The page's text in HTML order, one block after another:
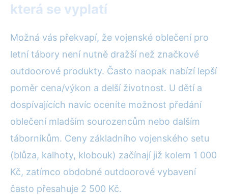
která se vyplatí
Možná vás překvapí, že vojenské oblečení pro
letní tábory není nutně dražší než značkové
outdoorové produkty. Často naopak nabízí lepší
poměr cena/výkon a delší životnost. U dětí a
dospívajících navíc oceníte možnost předání
oblečení mladším sourozencům nebo dalším
táborníkům. Ceny základního vojenského setu
(blůza, kalhoty, klobouk) začínají již kolem 1 000
Kč, zatímco obdobné outdoorové vybavení
často přesahuje 2 500 Kč.